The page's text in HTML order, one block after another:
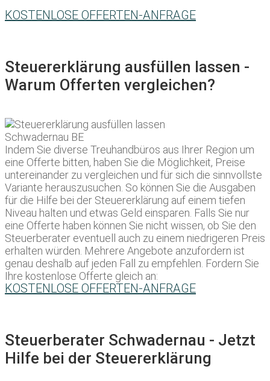
KOSTENLOSE OFFERTEN-ANFRAGE
Steuererklärung ausfüllen lassen -
Warum Offerten vergleichen?
Indem Sie diverse Treuhandbüros aus Ihrer Region um
eine Offerte bitten, haben Sie die Möglichkeit, Preise
untereinander zu vergleichen und für sich die sinnvollste
Variante herauszusuchen. So können Sie die Ausgaben
für die Hilfe bei der Steuererklärung auf einem tiefen
Niveau halten und etwas Geld einsparen. Falls Sie nur
eine Offerte haben können Sie nicht wissen, ob Sie den
Steuerberater eventuell auch zu einem niedrigeren Preis
erhalten würden. Mehrere Angebote anzufordern ist
genau deshalb auf jeden Fall zu empfehlen. Fordern Sie
Ihre kostenlose Offerte gleich an:
KOSTENLOSE OFFERTEN-ANFRAGE
Steuerberater Schwadernau - Jetzt
Hilfe bei der Steuererklärung